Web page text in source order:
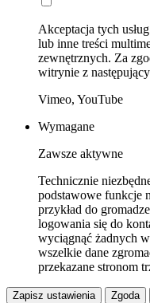
Akceptacja tych
lub inne treści
zewnętrznych. Za
witrynie z
Vimeo, YouTube
Wymagane
Zawsze aktywne
Technicznie
podstawowe funkcje
przykład do
logowania się do
wyciągnąć żadnych
wszelkie dane
przekazane stronom
Zapisz ustawienia Zgoda